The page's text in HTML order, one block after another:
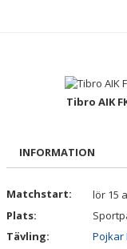
Tibro AIK
INFORMATION
Matchstart:
lör 15
Plats:
Tävling:
Pojkar